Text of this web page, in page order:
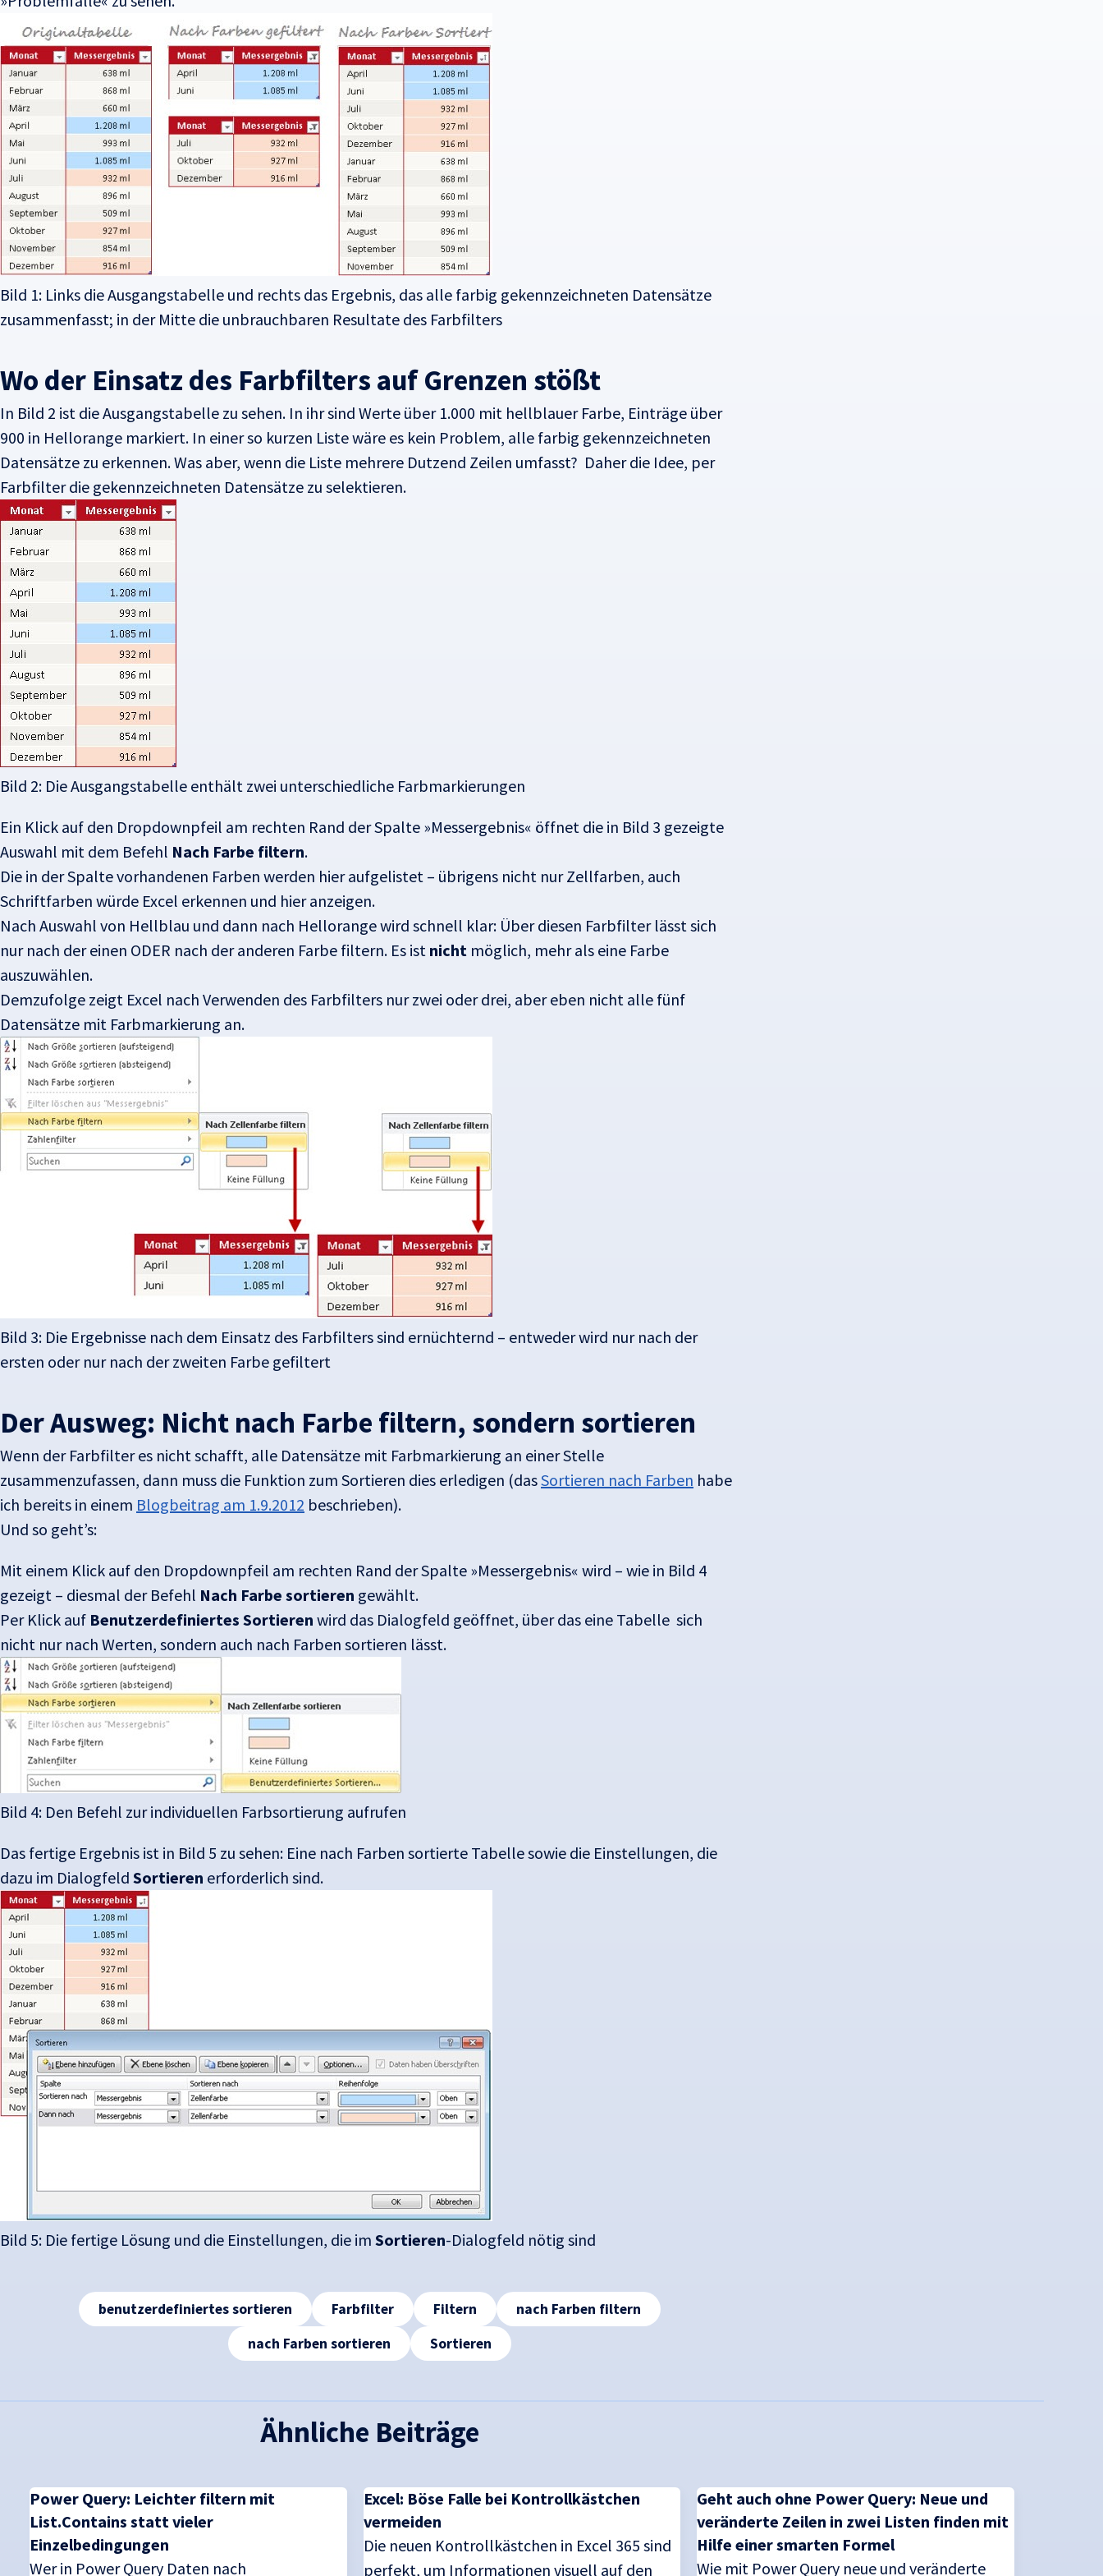
Bild 1: Links die Ausgangstabelle und rechts das Ergebnis, das alle farbig gekennzeichneten Datensätze
zusammenfasst; in der Mitte die unbrauchbaren Resultate des Farbfilters
Wo der Einsatz des Farbfilters auf Grenzen stößt
In Bild 2 ist die Ausgangstabelle zu sehen. In ihr sind Werte über 1.000 mit hellblauer Farbe, Einträge über
900 in Hellorange markiert. In einer so kurzen Liste wäre es kein Problem, alle farbig gekennzeichneten
Datensätze zu erkennen. Was aber, wenn die Liste mehrere Dutzend Zeilen umfasst? Daher die Idee, per
Farbfilter die gekennzeichneten Datensätze zu selektieren.
Bild 2: Die Ausgangstabelle enthält zwei unterschiedliche Farbmarkierungen
Ein Klick auf den Dropdownpfeil am rechten Rand der Spalte »Messergebnis« öffnet die in Bild 3 gezeigte
Auswahl mit dem Befehl Nach Farbe filtern.
Die in der Spalte vorhandenen Farben werden hier aufgelistet – übrigens nicht nur Zellfarben, auch
Schriftfarben würde Excel erkennen und hier anzeigen.
Nach Auswahl von Hellblau und dann nach Hellorange wird schnell klar: Über diesen Farbfilter lässt sich
nur nach der einen ODER nach der anderen Farbe filtern. Es ist nicht möglich, mehr als eine Farbe
auszuwählen.
Demzufolge zeigt Excel nach Verwenden des Farbfilters nur zwei oder drei, aber eben nicht alle fünf
Datensätze mit Farbmarkierung an.
Bild 3: Die Ergebnisse nach dem Einsatz des Farbfilters sind ernüchternd – entweder wird nur nach der
ersten oder nur nach der zweiten Farbe gefiltert
Der Ausweg: Nicht nach Farbe filtern, sondern sortieren
Wenn der Farbfilter es nicht schafft, alle Datensätze mit Farbmarkierung an einer Stelle
zusammenzufassen, dann muss die Funktion zum Sortieren dies erledigen (dasSortieren nach Farben habe
ich bereits in einem Blogbeitrag am 1.9.2012 beschrieben).
Und so geht’s:
Mit einem Klick auf den Dropdownpfeil am rechten Rand der Spalte »Messergebnis« wird – wie in Bild 4
gezeigt – diesmal der Befehl Nach Farbe sortieren gewählt.
Per Klick auf Benutzerdefiniertes Sortieren wird das Dialogfeld geöffnet, über das eine Tabelle sich
nicht nur nach Werten, sondern auch nach Farben sortieren lässt.
Bild 4: Den Befehl zur individuellen Farbsortierung aufrufen
Das fertige Ergebnis ist in Bild 5 zu sehen: Eine nach Farben sortierte Tabelle sowie die Einstellungen, die
dazu im Dialogfeld Sortieren erforderlich sind.
Bild 5: Die fertige Lösung und die Einstellungen, die im Sortieren-Dialogfeld nötig sind
benutzerdefiniertes sortieren Farbfilter Filtern
nach Farben filtern
nach Farben sortieren
Sortieren
Ähnliche Beiträge
Power Query: Leichter filtern mit
List.Contains statt vieler
Einzelbedingungen
Wer in Power Query Daten nach
Excel: Böse Falle bei Kontrollkästchen
vermeiden
Die neuen Kontrollkästchen in Excel 365 sind
perfekt, um Informationen visuell auf den
Geht auch ohne Power Query: Neue und
veränderte Zeilen in zwei Listen finden mit
Hilfe einer smarten Formel
Wie mit Power Query neue und veränderte